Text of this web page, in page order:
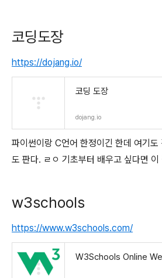
코딩도장
https://dojang.io/
코딩 도장
dojang.io
파이썬이랑 C언어 한정이긴 한데 여기도
도 판다. ㄹㅇ 기초부터 배우고 싶다면 이
w3schools
https://www.w3schools.com/
W3Schools Online